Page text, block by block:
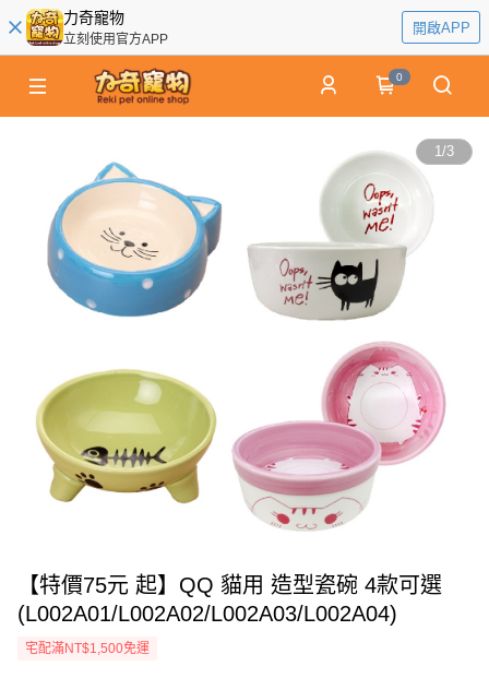
力奇寵物
立刻使用官方APP
開啟APP
0
1/3
【特價75元 起】QQ 貓用 造型瓷碗 4款可選
(L002A01/L002A02/L002A03/L002A04)
宅配滿NT$1,500免運